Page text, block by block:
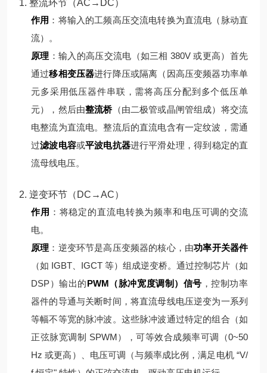
1. 整流环节（AC→DC）
作用 ：将输入的工频高压交流电转换为直流电（脉动直
流）。
原理 ： 输入的高压交流电（如三相 380V 或更高）首先
通过移相变压器进行降压或隔离（因高压变频器功率单
元多采用低压器件串联，需将高压分配到多个低压单
元），然后由整流桥（由二极管或晶闸管组成）将交流
电整流为直流电。整流后的直流电含有一定纹波，需通
过滤波电容或平波电抗器进行平滑处理，得到稳定的直
流母线电压。
2. 逆变环节（DC→AC）
作用 ：将稳定的直流电转换为频率和电压可调的交流
电。
原理 ： 逆变环节是高压变频器的核心，由功率开关器件
（如 IGBT、IGCT 等）组成逆变桥。通过控制芯片（如
DSP）输出的PWM（脉冲宽度调制）信号 ，控制功率
器件的导通与关断时间，将直流母线电压逆变为一系列
等幅不等宽的脉冲波。 这些脉冲波通过特定的组合（如
正弦脉宽调制 SPWM），可等效合成频率可调（0~50
Hz 或更高）、电压可调（与频率成比例，满足电机 “V/